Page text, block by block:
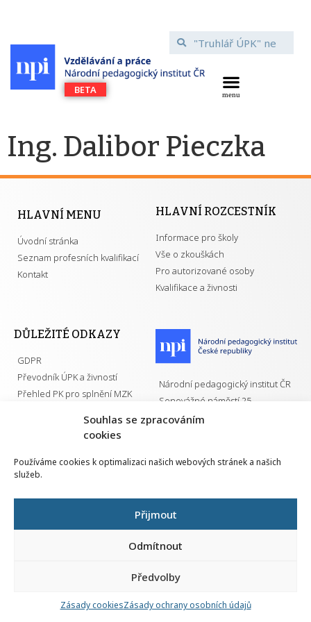
Souhlas se zpracováním
cookies
Používáme cookies k optimalizaci našich webových stránek a našich
služeb.
Přijmout
Odmítnout
Předvolby
Zásady cookiesZásady ochrany osobních údajů
Ing. Dalibor Pieczka
HLAVNÍ MENU
Úvodní stránka
Seznam profesních kvalifikací
Kontakt
HLAVNÍ ROZCESTNÍK
Informace pro školy
Vše o zkouškách
Pro autorizované osoby
Kvalifikace a živnosti
DŮLEŽITÉ ODKAZY
GDPR
Převodník ÚPK a živností
Přehled PK pro splnění MZK
Národní pedagogický institut ČR
Senovážné náměstí 25
110 00 Praha 1